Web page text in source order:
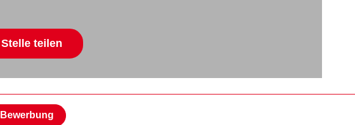
Stelle teilen